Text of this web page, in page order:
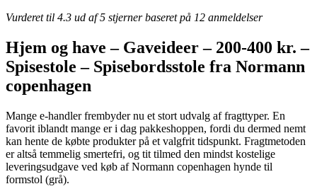
Vurderet til 4.3 ud af 5 stjerner baseret på 12 anmeldelser
Hjem og have – Gaveideer – 200-400 kr. –
Spisestole – Spisebordsstole fra Normann
copenhagen
Mange e-handler frembyder nu et stort udvalg af fragttyper. En
favorit iblandt mange er i dag pakkeshoppen, fordi du dermed nemt
kan hente de købte produkter på et valgfrit tidspunkt. Fragtmetoden
er altså temmelig smertefri, og tit tilmed den mindst kostelige
leveringsudgave ved køb af Normann copenhagen hynde til
formstol (grå).